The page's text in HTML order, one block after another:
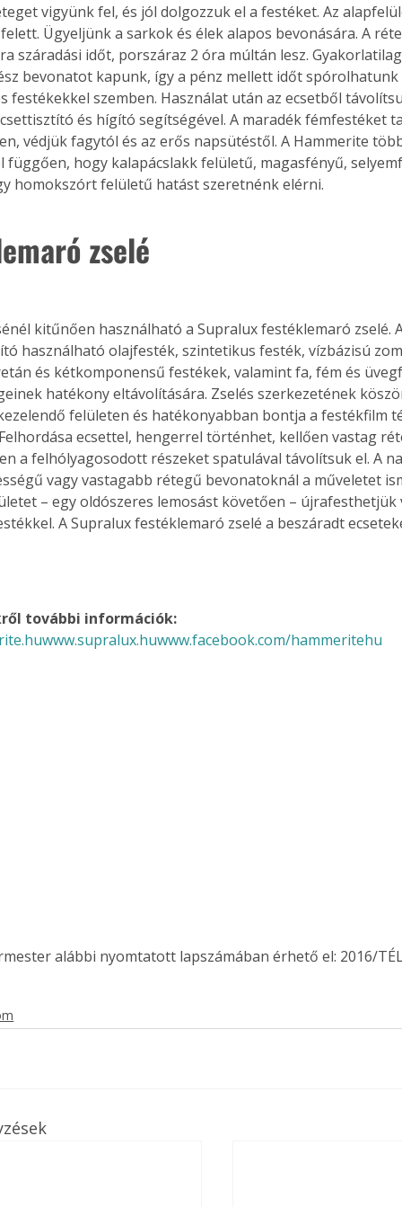
az
egyedi
Együtt jobban megéri!
Bővebb információ itt!
Együtt jobban megéri! A
vigyünk fel, és jól dolgozzuk el a festéket. Az
felett. Ügyeljünk a sarkok és élek alapos bevonására. A
száradási időt, porszáraz 2 óra múltán lesz.
bevonatot kapunk, így a pénz mellett időt
festékekkel szemben. Használat után az ecsetből
és hígító segítségével. A maradék fémfestéket
védjük fagytól és az erős napsütéstől. A Hammerite
függően, hogy kalapácslakk felületű, magasfényű,
homokszórt felületű hatást szeretnénk elérni.
zselé
kitűnően használható a Supralux festéklemaró zselé.
használható olajfesték, szintetikus festék, vízbázisú
és kétkomponensű festékek, valamint fa, fém és
hatékony eltávolítására. Zselés szerkezetének
felületen és hatékonyabban bontja a festékfilm
ecsettel, hengerrel történhet, kellően vastag
a felhólyagosodott részeket spatulával távolítsuk el. A
vagy vastagabb rétegű bevonatoknál a műveletet
– egy oldószeres lemosást követően – újrafesthetjük
A Supralux festéklemaró zselé a beszáradt
további információk:
www.supralux.huwww.facebook.com/hammeritehu
alábbi nyomtatott lapszámában érhető el: 2016/